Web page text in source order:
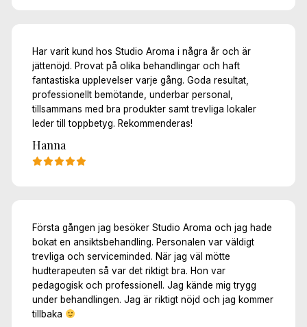
Har varit kund hos Studio Aroma i några år och är
jättenöjd. Provat på olika behandlingar och haft
fantastiska upplevelser varje gång. Goda resultat,
professionellt bemötande, underbar personal,
tillsammans med bra produkter samt trevliga lokaler
leder till toppbetyg. Rekommenderas!
Hanna
Första gången jag besöker Studio Aroma och jag hade
bokat en ansiktsbehandling. Personalen var väldigt
trevliga och serviceminded. När jag väl mötte
hudterapeuten så var det riktigt bra. Hon var
pedagogisk och professionell. Jag kände mig trygg
under behandlingen. Jag är riktigt nöjd och jag kommer
tillbaka